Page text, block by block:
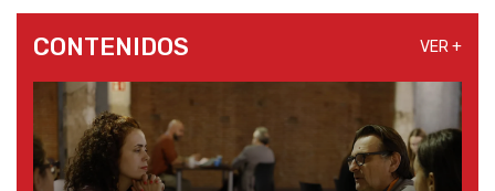
CONTENIDOS VER +